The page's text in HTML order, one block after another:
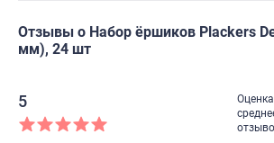
Отзывы о Набор ёршиков Plackers
мм), 24 шт
5